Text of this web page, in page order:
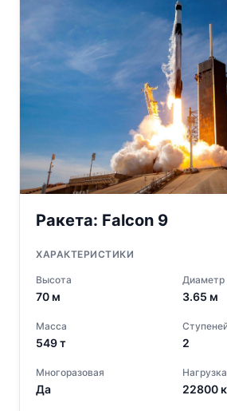
Ракета: Falcon 9
ХАРАКТЕРИСТИКИ
Высота
70 м
Диаметр
3.65 м
Масса
549т 2
Многоразовая
Да 22800